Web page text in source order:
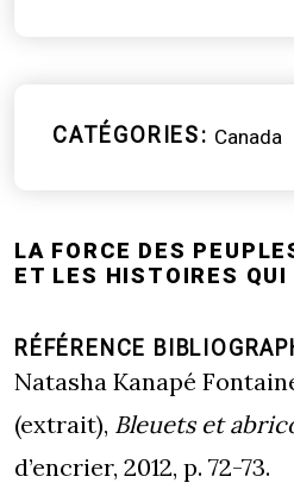
CATÉGORIES Canada
LA FORCE DES
ET LES HISTOIRES
RÉFÉRENCE
Natasha Kanapé
(extrait), Bleuets et
d’encrier, 2012, p. 72-73.